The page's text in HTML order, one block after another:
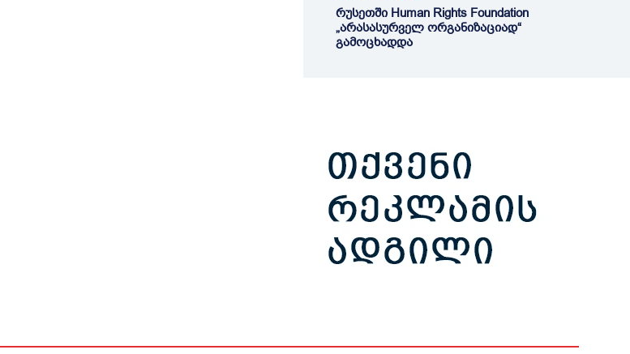
რუსეთში Human Rights Foundation
„არასასურველ ორგანიზაციად“
გამოცხადდა